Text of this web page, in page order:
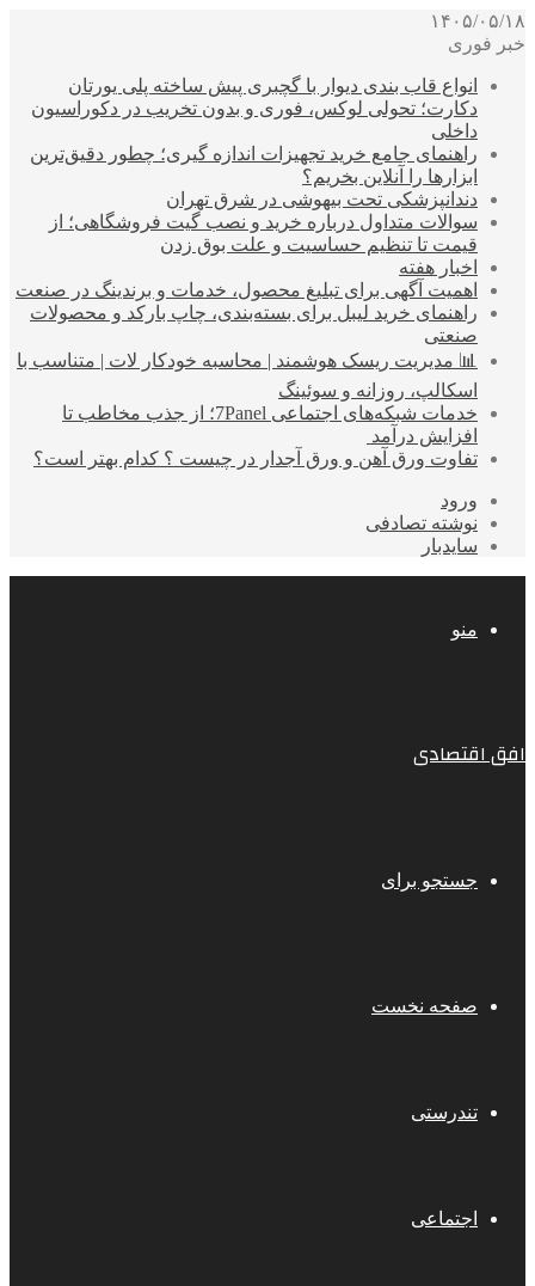
۱۴۰۵/۰۵/۱۸
خبر فوری
انواع قاب بندی دیوار با گچبری پیش ساخته پلی یورتان
دکارت؛ تحولی لوکس، فوری و بدون تخریب در دکوراسیون
داخلی
راهنمای جامع خرید تجهیزات اندازه گیری؛ چطور دقیق‌ترین
ابزارها را آنلاین بخریم؟
دندانپزشکی تحت بیهوشی در شرق تهران
سوالات متداول درباره خرید و نصب گیت فروشگاهی؛ از
قیمت تا تنظیم حساسیت و علت بوق زدن
اخبار هفته
اهمیت آگهی برای تبلیغ محصول، خدمات و برندینگ در صنعت
راهنمای خرید لیبل برای بسته‌بندی، چاپ بارکد و محصولات
صنعتی
📊 مدیریت ریسک هوشمند | محاسبه خودکار لات | متناسب با
اسکالپ، روزانه و سوئینگ
خدمات شبکه‌های اجتماعی 7Panel؛ از جذب مخاطب تا
افزایش درآمد
تفاوت ورق آهن و ورق آجدار در چیست ؟ کدام بهتر است؟
ورود
نوشته تصادفی
سایدبار
منو
افق اقتصادی
جستجو برای
صفحه نخست
تندرستی
اجتماعی